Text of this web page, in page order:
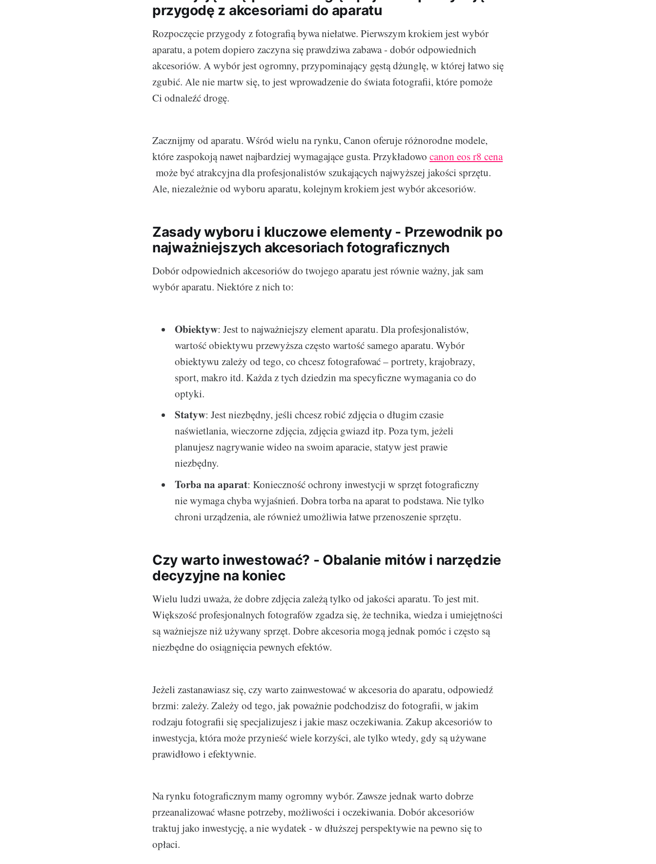
przygodę z akcesoriami do aparatu
Rozpoczęcie przygody z fotografią bywa niełatwe. Pierwszym krokiem jest wybór
aparatu, a potem dopiero zaczyna się prawdziwa zabawa - dobór odpowiednich
akcesoriów. A wybór jest ogromny, przypominający gęstą dżunglę, w której łatwo się
zgubić. Ale nie martw się, to jest wprowadzenie do świata fotografii, które pomoże
Ci odnaleźć drogę.
Zacznijmy od aparatu. Wśród wielu na rynku, Canon oferuje różnorodne modele,
które zaspokoją nawet najbardziej wymagające gusta. Przykładowo canon eos r8 cena
może być atrakcyjna dla profesjonalistów szukających najwyższej jakości sprzętu.
Ale, niezależnie od wyboru aparatu, kolejnym krokiem jest wybór akcesoriów.
Zasady wyboru i kluczowe elementy - Przewodnik po
najważniejszych akcesoriach fotograficznych
Dobór odpowiednich akcesoriów do twojego aparatu jest równie ważny, jak sam
wybór aparatu. Niektóre z nich to:
Obiektyw: Jest to najważniejszy element aparatu. Dla profesjonalistów,
wartość obiektywu przewyższa często wartość samego aparatu. Wybór
obiektywu zależy od tego, co chcesz fotografować – portrety, krajobrazy,
sport, makro itd. Każda z tych dziedzin ma specyficzne wymagania co do
optyki.
Statyw: Jest niezbędny, jeśli chcesz robić zdjęcia o długim czasie
naświetlania, wieczorne zdjęcia, zdjęcia gwiazd itp. Poza tym, jeżeli
planujesz nagrywanie wideo na swoim aparacie, statyw jest prawie
niezbędny.
Torba na aparat: Konieczność ochrony inwestycji w sprzęt fotograficzny
nie wymaga chyba wyjaśnień. Dobra torba na aparat to podstawa. Nie tylko
chroni urządzenia, ale również umożliwia łatwe przenoszenie sprzętu.
Czy warto inwestować? - Obalanie mitów i narzędzie
decyzyjne na koniec
Wielu ludzi uważa, że dobre zdjęcia zależą tylko od jakości aparatu. To jest mit.
Większość profesjonalnych fotografów zgadza się, że technika, wiedza i umiejętności
są ważniejsze niż używany sprzęt. Dobre akcesoria mogą jednak pomóc i często są
niezbędne do osiągnięcia pewnych efektów.
Jeżeli zastanawiasz się, czy warto zainwestować w akcesoria do aparatu, odpowiedź
brzmi: zależy. Zależy od tego, jak poważnie podchodzisz do fotografii, w jakim
rodzaju fotografii się specjalizujesz i jakie masz oczekiwania. Zakup akcesoriów to
inwestycja, która może przynieść wiele korzyści, ale tylko wtedy, gdy są używane
prawidłowo i efektywnie.
Na rynku fotograficznym mamy ogromny wybór. Zawsze jednak warto dobrze
przeanalizować własne potrzeby, możliwości i oczekiwania. Dobór akcesoriów
traktuj jako inwestycję, a nie wydatek - w dłuższej perspektywie na pewno się to
opłaci.